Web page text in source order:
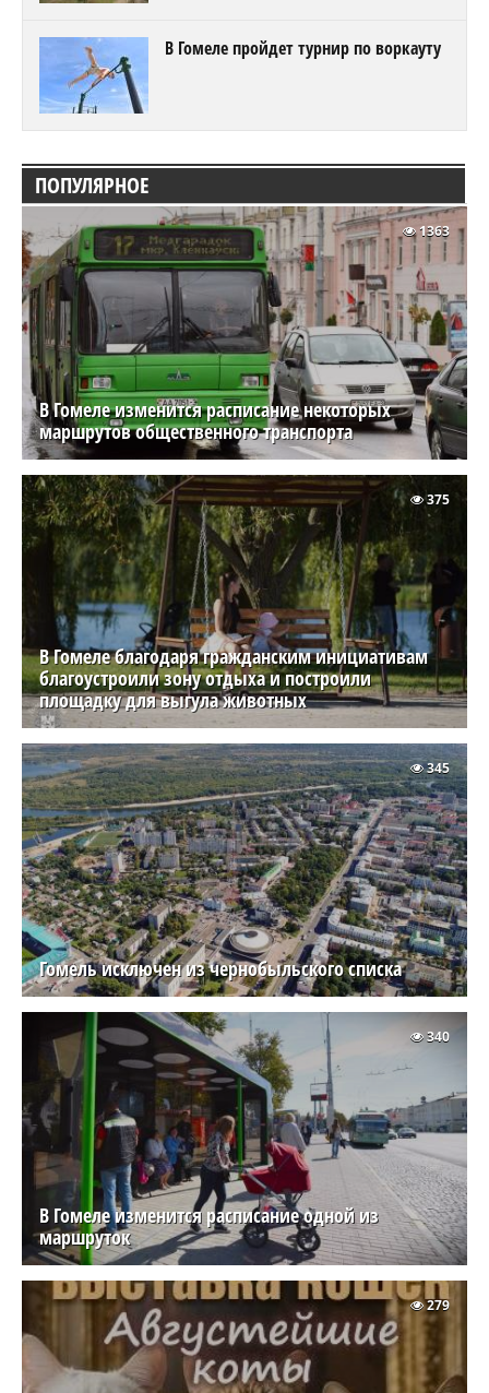
В Гомеле пройдет турнир по воркауту
ПОПУЛЯРНОЕ
В Гомеле изменится расписание некоторых
маршрутов общественного транспорта
1363
В Гомеле благодаря гражданским инициативам
благоустроили зону отдыха и построили
площадку для выгула животных
375
Гомель исключен из чернобыльского списка
345
В Гомеле изменится расписание одной из
маршруток
340
279